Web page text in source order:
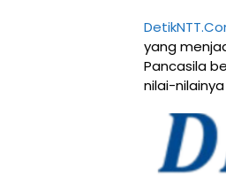
yang
Pancasila
nilai-